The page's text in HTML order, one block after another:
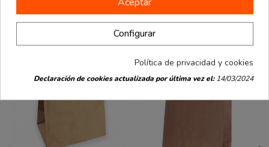
Configurar
Política de privacidad y cookies
Declaración de cookies actualizada por última vez el:14/03/2024